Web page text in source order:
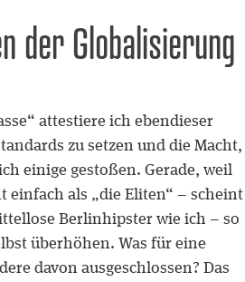
der Globalisierung
attestiere ich ebendieser
zu setzen und die Macht,
einige gestoßen. Gerade, weil
einfach als „die Eliten“ – scheint
Berlinhipster wie ich – so
überhöhen. Was für eine
davon ausgeschlossen? Das